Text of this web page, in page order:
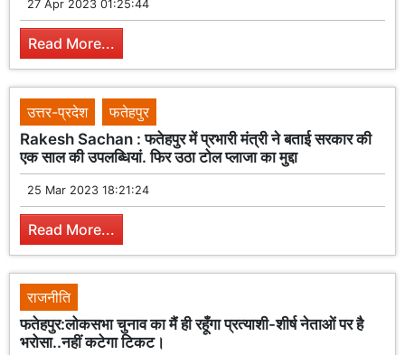
27 Apr 2023 01:25:44
Read More...
उत्तर-प्रदेश
फतेहपुर
Rakesh Sachan : फतेहपुर में प्रभारी मंत्री ने बताई सरकार की
एक साल की उपलब्धियां. फिर उठा टोल प्लाजा का मुद्दा
25 Mar 2023 18:21:24
Read More...
राजनीति
फतेहपुर:लोकसभा चुनाव का मैं ही रहूँगा प्रत्याशी-शीर्ष नेताओं पर है
भरोसा..नहीं कटेगा टिकट।